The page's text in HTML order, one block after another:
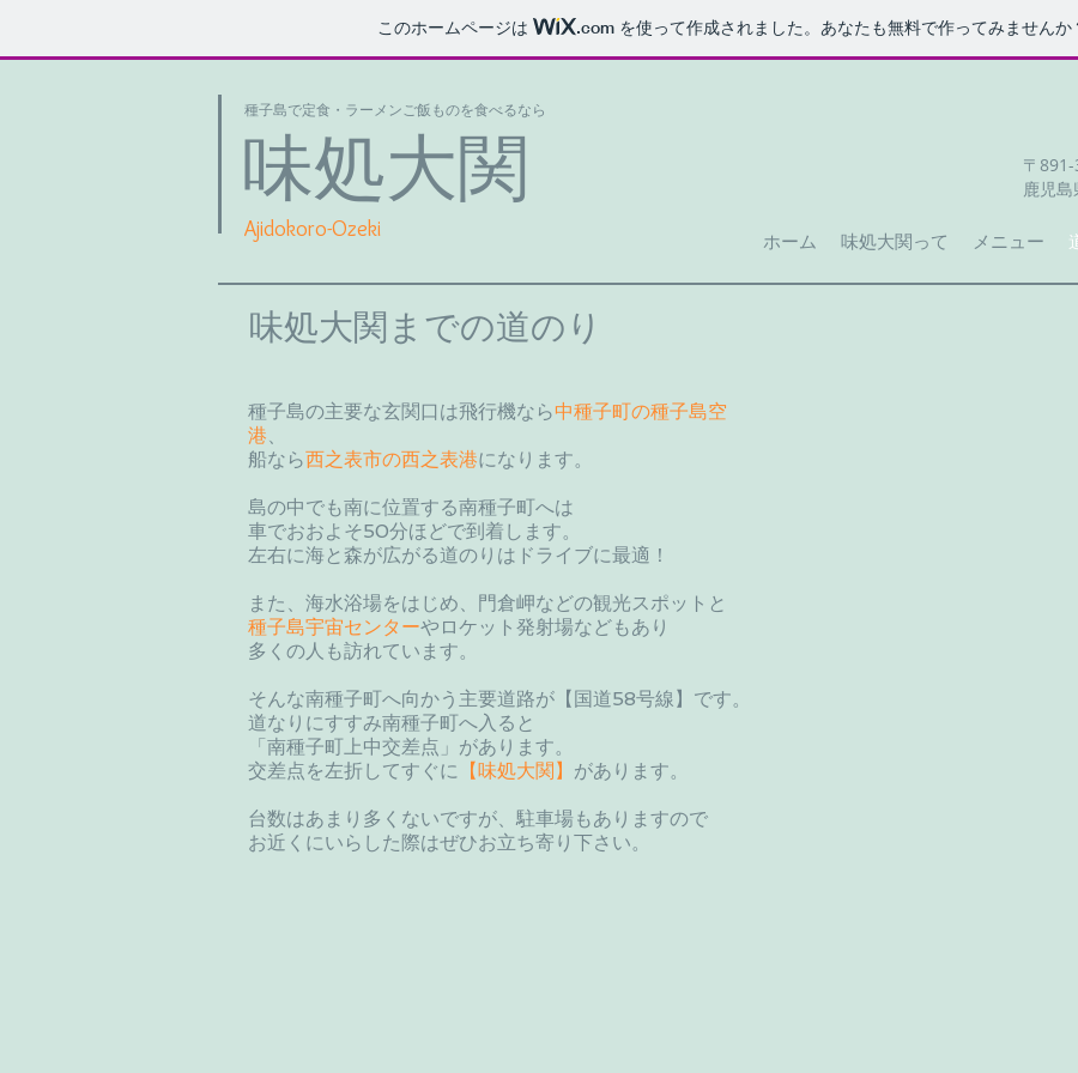
このホームページは .com を使って作成されました。あなたも無料で作ってみませんか
味処大関
〒891-
鹿児
種子島で定食・ラーメンご飯ものを食べるなら
Ajidokoro-Ozeki ホーム 味処大関って メニュー
味処大関までの道のり
種子島の主要な玄関口は飛行機なら中種子町の種子島空
港、
船なら西之表市の西之表港になります。
島の中でも南に位置する南種子町へは
車でおおよそ50分ほどで到着します。
左右に海と森が広がる道のりはドライブに最適！
また、海水浴場をはじめ、門倉岬などの観光スポットと
種子島宇宙センタ ーやロケット発射場などもあり
多くの人も訪れています。
そんな南種子町へ向かう主要道路が【国道58号線】です。
道なりにすすみ南種子町へ入ると
「南種子町上中交差点」があります。
交差点を左折してすぐに 【味処大関】 があります。
台数はあまり多くないですが、駐車場もありますので
お近くにいらした際はぜひお立ち寄り下さい。